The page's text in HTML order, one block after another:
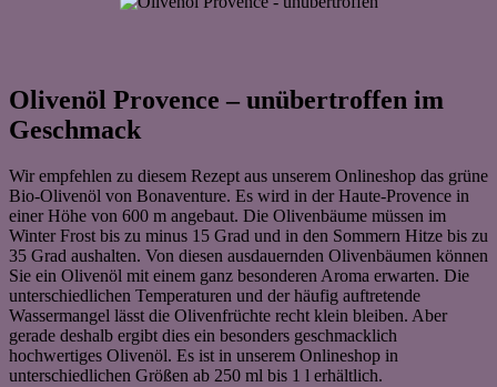
Olivenöl Provence – unübertroffen im
Geschmack
Wir empfehlen zu diesem Rezept aus unserem Onlineshop das grüne
Bio-Olivenöl von Bonaventure. Es wird in der Haute-Provence in
einer Höhe von 600 m angebaut. Die Olivenbäume müssen im
Winter Frost bis zu minus 15 Grad und in den Sommern Hitze bis zu
35 Grad aushalten. Von diesen ausdauernden Olivenbäumen können
Sie ein Olivenöl mit einem ganz besonderen Aroma erwarten. Die
unterschiedlichen Temperaturen und der häufig auftretende
Wassermangel lässt die Olivenfrüchte recht klein bleiben. Aber
gerade deshalb ergibt dies ein besonders geschmacklich
hochwertiges Olivenöl. Es ist in unserem Onlineshop in
unterschiedlichen Größen ab 250 ml bis 1 l erhältlich.